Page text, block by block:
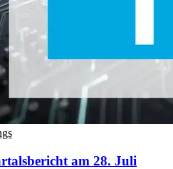
am 28. Juli